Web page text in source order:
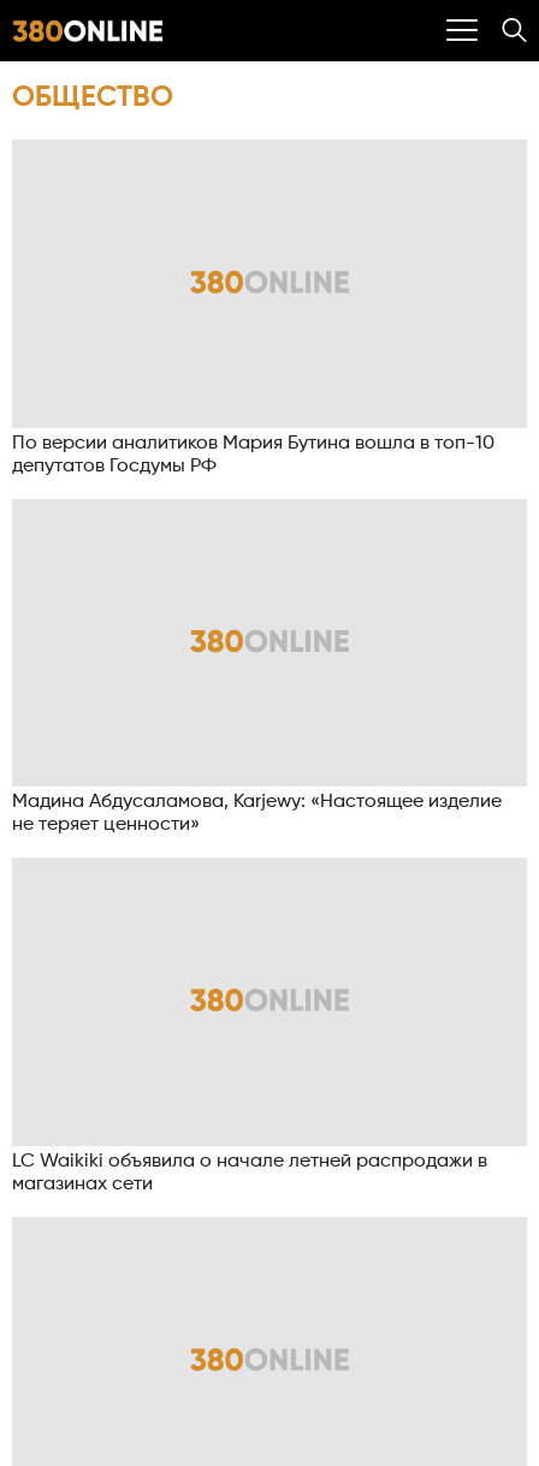
ОБЩЕСТВО
По версии аналитиков Мария Бутина вошла в топ-10
депутатов Госдумы РФ
Мадина Абдусаламова, Karjewy: «Настоящее изделие
не теряет ценности»
LC Waikiki объявила о начале летней распродажи в
магазинах сети